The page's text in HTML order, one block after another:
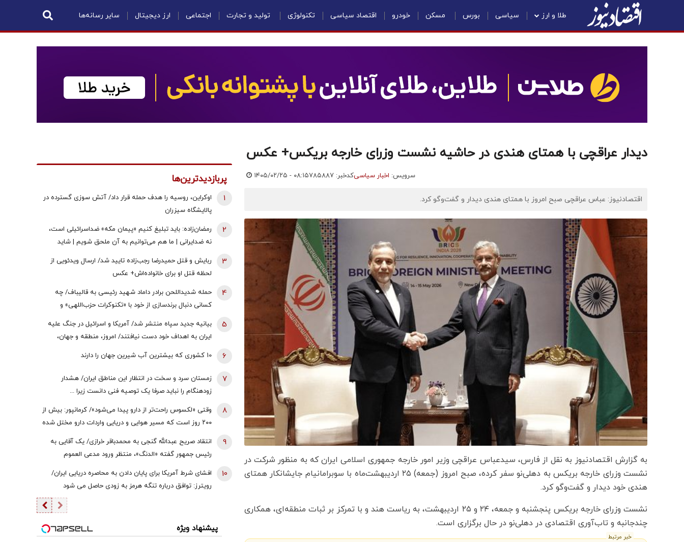
طلا و ارز سیاسی بورس مسکن خودرو اقتصاد سیاسی تکنولوژی تولید و تجارت اجتماعی ارز دیجیتال سایر رسانه‌ها
دیدار عراقچی با همتای هندی در حاشیه نشست وزرای خارجه بریکس+ عکس
سرویس: اخبار سیاسیکدخبر: ۷۸۵۸۸۷ ۱۴۰۵/۰۲/۲۵ - ۰۸:۱۵
اقتصادنیوز: عباس عراقچی صبح امروز با همتای هندی دیدار و گفت‌وگو کرد.
به گزارش اقتصادنیوز به نقل از فارس، سیدعباس عراقچی وزیر امور خارجه جمهوری اسلامی ایران که به منظور شرکت در
نشست وزرای خارجه بریکس به دهلی‌نو سفر کرده، صبح امروز (جمعه) ۲۵ اردیبهشت‌ماه با سوبرامانیام جایشانکار همتای
هندی خود دیدار و گفت‌وگو کرد.
نشست وزرای خارجه بریکس پنجشنبه و جمعه، ۲۴ و ۲۵ اردیبهشت، به ریاست هند و با تمرکز بر ثبات منطقه‌ای، همکاری
چندجانبه و تاب‌آوری اقتصادی در دهلی‌نو در حال برگزاری است.
خبر مرتبط
پربازدیدترین‌ها
اوکراین، روسیه را هدف حمله قرار داد/ آتش سوزی گسترده در
پالایشگاه سیزران
1
رمضان‌زاده: باید تبلیغ کنیم «پیمان مکه» ضداسرائیلی است،
نه ضدایرانی | ما هم می‌توانیم به آن ملحق شویم | شاید
2
ربایش و قتل حمیدرضا رجب‌زاده تایید شد/ ارسال ویدئویی از
لحظه قتل او برای خانواده‌اش+ عکس
3
حمله شدیداللحن برادر داماد شهید رئیسی به قالیباف/ چه
کسانی دنبال برندسازی از خود با «تکنوکرات حزب‌اللهی» و
4
بیانیه جدید سپاه منتشر شد/ آمریکا و اسرائیل در جنگ علیه
ایران به اهداف خود دست نیافتند/ امروز، منطقه و جهان،
5
10 کشوری که بیشترین آب شیرین جهان را دارند 6
زمستان سرد و سخت در انتظار این مناطق ایران/ هشدار
زودهنگام را نباید صرفا یک توصیه فنی دانست زیرا ...
7
وقتی «لکسوس راحت‌تر از دارو پیدا می‌شود»/ کرمانپور: بیش از
۲۰۰ روز است که مسیر هوایی و دریایی واردات دارو مختل شده
است / نخستین قربانی هر جنگ، سلامت مردم است
8
انتقاد صریح عبدالله گنجی به محمدباقر خرازی/ یک آقایی به
رئیس جمهور گفته «الدنگ»، منتظر ورود مدعی العموم
قوه قضائیه ورود نمی‌کند؟
9
افشای شرط آمریکا برای پایان دادن به محاصره دریایی ایران/
رویترز: توافق درباره تنگه هرمز به زودی حاصل می شود
10
پیشنهاد ویژه